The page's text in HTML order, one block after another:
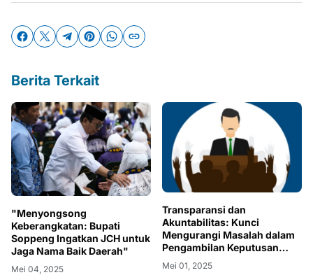
Berita Terkait
"Menyongsong
Keberangkatan: Bupati
Soppeng Ingatkan JCH untuk
Jaga Nama Baik Daerah"
Mei 04, 2025
Transparansi dan
Akuntabilitas: Kunci
Mengurangi Masalah dalam
Pengambilan Keputusan
Pemerintahan
Mei 01, 2025